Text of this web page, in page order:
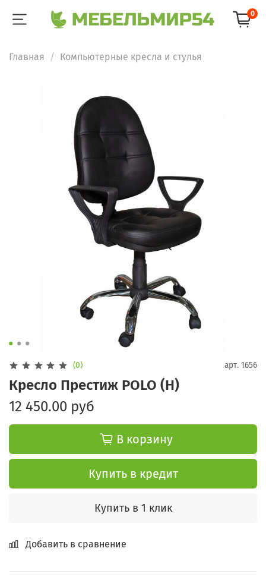
0
Главная Компьютерные кресла и стулья
(0) арт. 1656
Кресло Престиж POLO (H)
12 450.00 руб
В корзину
Купить в кредит
Купить в 1 клик
Добавить в сравнение